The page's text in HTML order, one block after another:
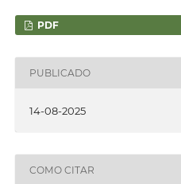
PDF
PUBLICADO
14-08-2025
COMO CITAR